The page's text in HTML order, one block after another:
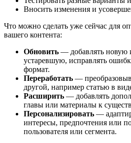
Вносить изменения и
Что можно сделать уже сейчас для
вашего контента:
Обновить — добавлять новую
устаревшую, исправлять
формат.
Переработать —
другой, например статью в
Расширить — добавлять
главы или материалы к
Персонализировать —
интересы, предпочтения или
пользователя или сегмента.